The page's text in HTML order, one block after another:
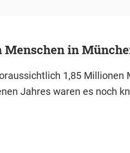
in
1,85 Millionen
Jahres waren es noch